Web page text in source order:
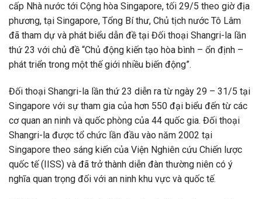
cấp Nhà nước tới Cộng hòa Singapore, tối 29/5 theo giờ địa
phương, tại Singapore, Tổng Bí thư, Chủ tịch nước Tô Lâm
đã tham dự và phát biểu dẫn đề tại Đối thoại Shangri-la lần
thứ 23 với chủ đề “Chủ động kiến tạo hòa bình – ổn định –
phát triển trong một thế giới nhiều biến động”.
Đối thoại Shangri-la lần thứ 23 diễn ra từ ngày 29 – 31/5 tại
Singapore với sự tham gia của hơn 550 đại biểu đến từ các
cơ quan an ninh và quốc phòng của 44 quốc gia. Đối thoại
Shangri-la được tổ chức lần đầu vào năm 2002 tại
Singapore theo sáng kiến của Viện Nghiên cứu Chiến lược
quốc tế (IISS) và đã trở thành diễn đàn thường niên có ý
nghĩa quan trọng đối với an ninh khu vực và quốc tế.